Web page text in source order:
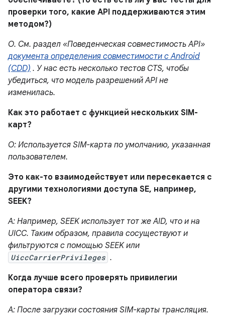
проверки того, какие API поддерживаются этим
методом?)
О. См. раздел «Поведенческая совместимость API»
документа определения совместимости с Android
(CDD) . У нас есть несколько тестов CTS, чтобы
убедиться, что модель разрешений API не
изменилась.
Как это работает с функцией нескольких SIM-
карт?
О: Используется SIM-карта по умолчанию, указанная
пользователем.
Это как-то взаимодействует или пересекается с
другими технологиями доступа SE, например,
SEEK?
A: Например, SEEK использует тот же AID, что и на
UICC. Таким образом, правила сосуществуют и
фильтруются с помощью SEEK или
UiccCarrierPrivileges .
Когда лучше всего проверять привилегии
оператора связи?
A: После загрузки состояния SIM-карты трансляция.